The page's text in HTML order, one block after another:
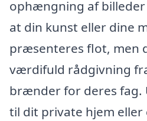
ophængning af billeder
at din kunst eller dine
præsenteres flot, men
værdifuld rådgivning
brænder for deres fag.
til dit private hjem eller